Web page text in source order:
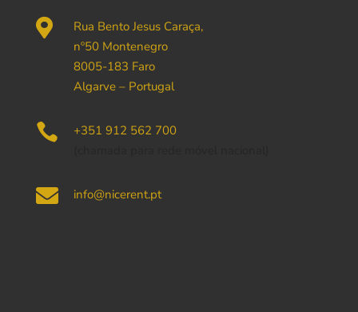

Rua Bento Jesus Caraça,
nº50 Montenegro
8005-183 Faro
Algarve – Portugal

+351 912 562 700
 info@nicerent.pt